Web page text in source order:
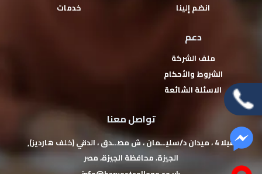
انضم إلينا
خدمات
دعم
ملف الشركة
الشروط والأحكام
الاسئلة الشائعة
تواصل معنا
فيلا 4 ، ميدان د/سليــمان ، ش مصــدق ، الدقي (خلف هارديز),
‏الجيزة‏، ‏محافظة الجيزة‏، ‏مصر‏